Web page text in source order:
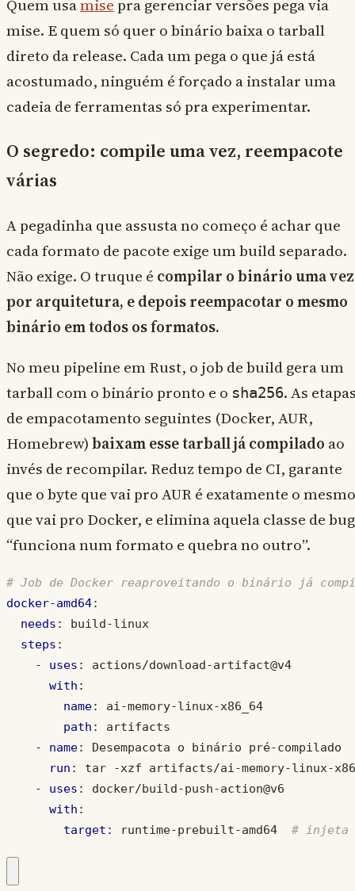
Quem usamise pra gerenciar versões pega via
mise. E quem só quer o binário baixa o tarball
direto da release. Cada um pega o que já está
acostumado, ninguém é forçado a instalar uma
cadeia de ferramentas só pra experimentar.
O segredo: compile uma vez, reempacote
várias
A pegadinha que assusta no começo é achar que
cada formato de pacote exige um build separado.
Não exige. O truque é compilar o binário uma vez
por arquitetura, e depois reempacotar o mesmo
binário em todos os formatos.
No meu pipeline em Rust, o job de build gera um
tarball com o binário pronto e o sha256. As
de empacotamento seguintes (Docker, AUR,
Homebrew)baixam esse tarball já compilado ao
invés de recompilar. Reduz tempo de CI, garante
que o byte que vai pro AUR é exatamente o mesmo
que vai pro Docker, e elimina aquela classe de bug
“funciona num formato e quebra no outro”.
# Job de Docker reaproveitando o binário já
docker-amd64:
needs :
build-linux
steps :
- uses :
actions/download-artifact@v4
with :
name:
ai-memory-linux-x86_64
path :
artifacts
- name:
Desempacota o binário pré-compilado
run :
tar -xzf artifacts/ai-memory-linux-
- uses :
docker/build-push-action@v6
with :
target : runtime-prebuilt-amd64 # injeta